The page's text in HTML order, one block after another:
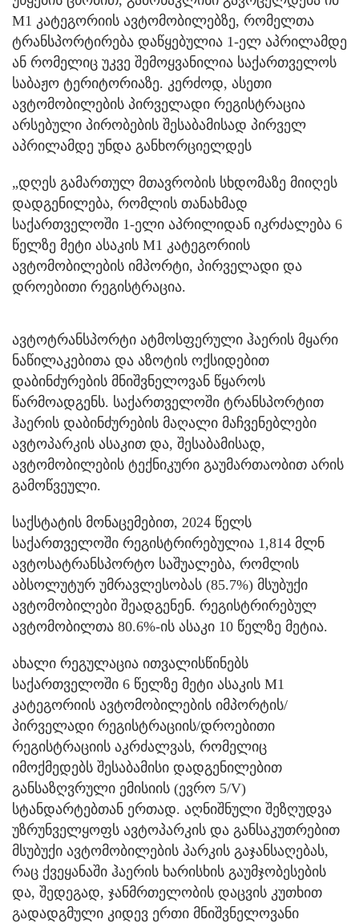
M1 კატეგორიის ავტომობილებზე, რომელთა
ტრანსპორტირება დაწყებულია 1-ელ აპრილამდე
ან რომელიც უკვე შემოყვანილია საქართველოს
საბაჟო ტერიტორიაზე. კერძოდ, ასეთი
ავტომობილების პირველადი რეგისტრაცია
არსებული პირობების შესაბამისად პირველ
აპრილამდე უნდა განხორციელდეს
„დღეს გამართულ მთავრობის სხდომაზე მიიღეს
დადგენილება, რომლის თანახმად
საქართველოში 1-ელი აპრილიდან იკრძალება 6
წელზე მეტი ასაკის M1 კატეგორიის
ავტომობილების იმპორტი, პირველადი და
დროებითი რეგისტრაცია.
ავტოტრანსპორტი ატმოსფერული ჰაერის მყარი
ნაწილაკებითა და აზოტის ოქსიდებით
დაბინძურების მნიშვნელოვან წყაროს
წარმოადგენს. საქართველოში ტრანსპორტით
ჰაერის დაბინძურების მაღალი მაჩვენებლები
ავტოპარკის ასაკით და, შესაბამისად,
ავტომობილების ტექნიკური გაუმართაობით არის
გამოწვეული.
საქსტატის მონაცემებით, 2024 წელს
საქართველოში რეგისტრირებულია 1,814 მლნ
ავტოსატრანსპორტო საშუალება, რომლის
აბსოლუტურ უმრავლესობას (85.7%) მსუბუქი
ავტომობილები შეადგენენ. რეგისტრირებულ
ავტომობილთა 80.6%-ის ასაკი 10 წელზე მეტია.
ახალი რეგულაცია ითვალისწინებს
საქართველოში 6 წელზე მეტი ასაკის M1
კატეგორიის ავტომობილების იმპორტის/
პირველადი რეგისტრაციის/დროებითი
რეგისტრაციის აკრძალვას, რომელიც
იმოქმედებს შესაბამისი დადგენილებით
განსაზღვრული ემისიის (ევრო 5/V)
სტანდარტებთან ერთად. აღნიშნული შეზღუდვა
უზრუნველყოფს ავტოპარკის და განსაკუთრებით
მსუბუქი ავტომობილების პარკის გაჯანსაღებას,
რაც ქვეყანაში ჰაერის ხარისხის გაუმჯობესების
და, შედეგად, ჯანმრთელობის დაცვის კუთხით
გადადგმული კიდევ ერთი მნიშვნელოვანი